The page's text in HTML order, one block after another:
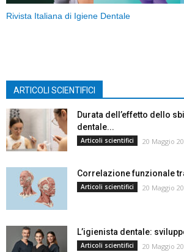
Rivista Italiana di Igiene Dentale
ARTICOLI SCIENTIFICI
Durata dell’effetto dello
dentale...
Articoli scientifici 20 Maggio
Correlazione funzionale
Articoli scientifici 20 Maggio
L’igienista dentale:
Articoli scientifici 20 Maggio